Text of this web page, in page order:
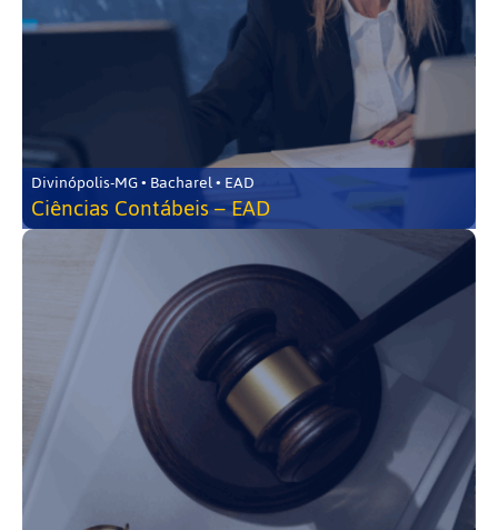
Divinópolis-MG • Bacharel • EAD
Ciências Contábeis – EAD